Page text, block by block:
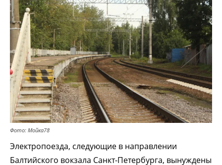
Фото: Мойка78
Электропоезда, следующие в направлении
Балтийского вокзала Санкт-Петербурга, вынуждены